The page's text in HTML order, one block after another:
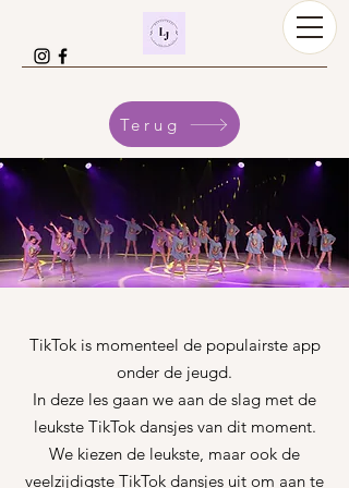
Terug
TikTok is momenteel de populairste app
onder de jeugd.
In deze les gaan we aan de slag met de
leukste TikTok dansjes van dit moment.
We kiezen de leukste, maar ook de
veelzijdigste TikTok dansjes uit om aan te